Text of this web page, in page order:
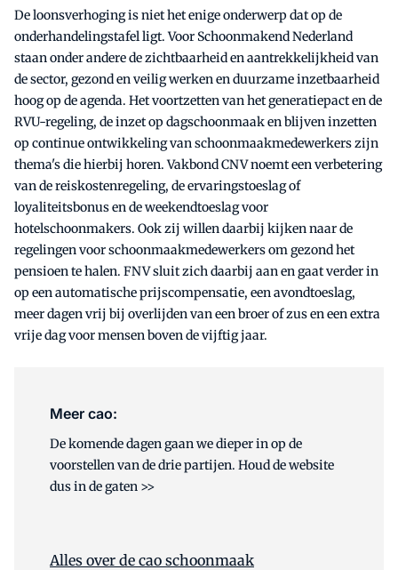
De loonsverhoging is niet het enige onderwerp dat op de
onderhandelingstafel ligt. Voor Schoonmakend Nederland
staan onder andere de zichtbaarheid en aantrekkelijkheid van
de sector, gezond en veilig werken en duurzame inzetbaarheid
hoog op de agenda. Het voortzetten van het generatiepact en de
RVU-regeling, de inzet op dagschoonmaak en blijven inzetten
op continue ontwikkeling van schoonmaakmedewerkers zijn
thema's die hierbij horen. Vakbond CNV noemt een verbetering
van de reiskostenregeling, de ervaringstoeslag of
loyaliteitsbonus en de weekendtoeslag voor
hotelschoonmakers. Ook zij willen daarbij kijken naar de
regelingen voor schoonmaakmedewerkers om gezond het
pensioen te halen. FNV sluit zich daarbij aan en gaat verder in
op een automatische prijscompensatie, een avondtoeslag,
meer dagen vrij bij overlijden van een broer of zus en een extra
vrije dag voor mensen boven de vijftig jaar.
Meer cao:
De komende dagen gaan we dieper in op de
voorstellen van de drie partijen. Houd de website
dus in de gaten >>
Alles over de cao schoonmaak